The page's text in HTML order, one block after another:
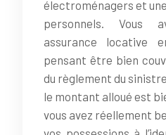
électroménagers et
personnels. Vous
assurance locative
pensant être bien
du règlement du
le montant alloué est
vous avez réellement